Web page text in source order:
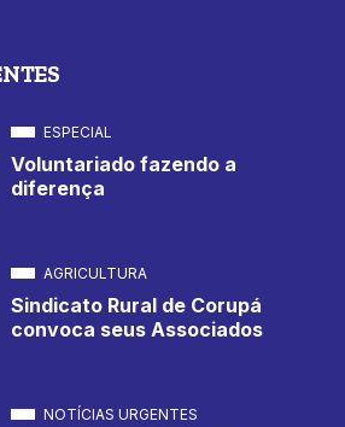
ESPECIAL
Voluntariado fazendo a
diferença
AGRICULTURA
Sindicato Rural de Corupá
convoca seus Associados
NOTÍCIAS URGENTES